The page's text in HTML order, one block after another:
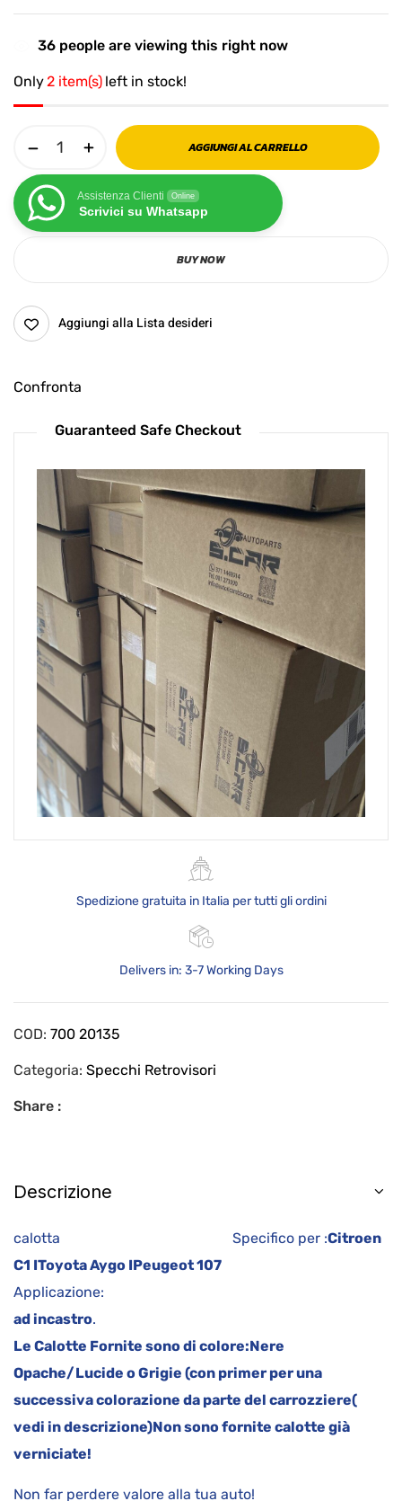
36 people are viewing this right now
Only2 item(s) left in stock!
AGGIUNGI AL CARRELLO
Assistenza Clienti Online
Scrivici su Whatsapp
BUY NOW
Aggiungi alla Lista desideri
Confronta
Guaranteed Safe Checkout
Spedizione gratuita in Italia per tutti gli ordini
Delivers in: 3-7 Working Days
COD: 700 20135
Categoria: Specchi Retrovisori
Share :
Descrizione
calotta Specifico per :Citroen
C1 IToyota Aygo IPeugeot 107
Applicazione:
ad incastro.
Le Calotte Fornite sono di colore:Nere
Opache/Lucide o Grigie (con primer per una
successiva colorazione da parte del carrozziere(
vedi in descrizione)Non sono fornite calotte già
verniciate!
Non far perdere valore alla tua auto!